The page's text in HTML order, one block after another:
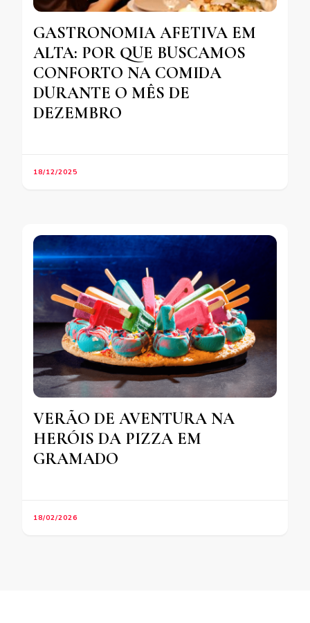
GASTRONOMIA AFETIVA EM
ALTA: POR QUE BUSCAMOS
CONFORTO NA COMIDA
DURANTE O MÊS DE
DEZEMBRO
18/12/2025
VERÃO DE AVENTURA NA
HERÓIS DA PIZZA EM
GRAMADO
18/02/2026